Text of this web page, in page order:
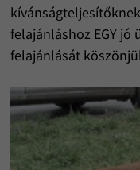
felajánláshoz EGY jó
felajánlását